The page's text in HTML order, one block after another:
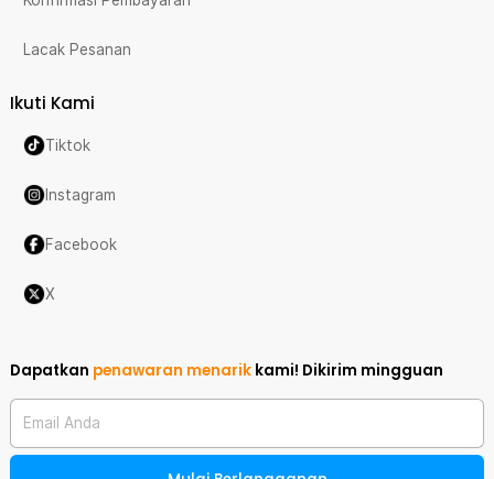
Lacak Pesanan
Ikuti Kami
Tiktok
Instagram
Facebook
X
Dapatkan penawaran menarik kami! Dikirim mingguan
Email Anda